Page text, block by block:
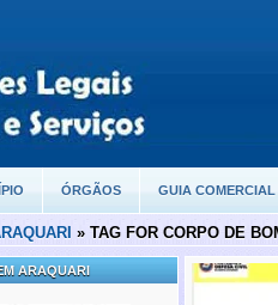
ÓRGÃOS GUIA COMERCIAL
» TAG FOR CORPO DE
ARAQUARI